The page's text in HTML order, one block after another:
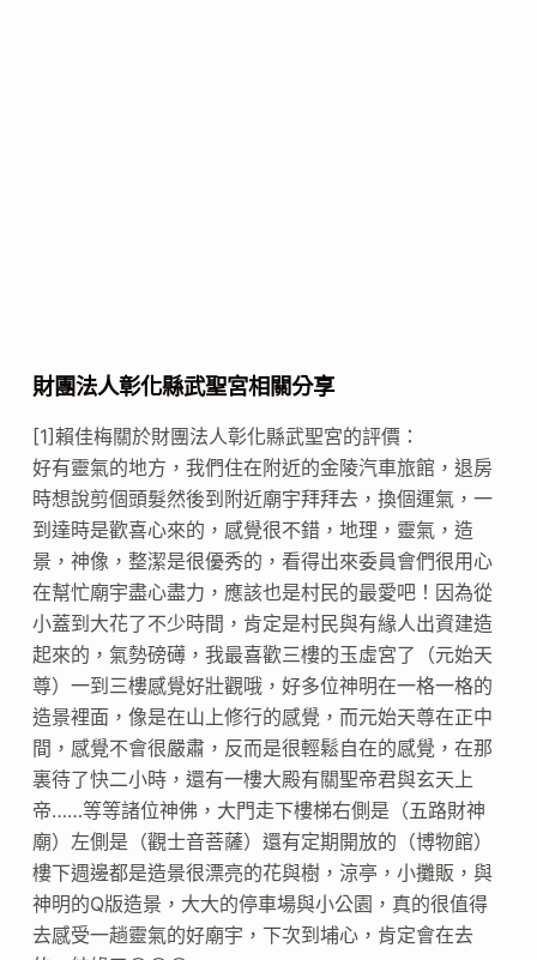
財團法人彰化縣武聖宮相關分享
[1]賴佳梅關於財團法人彰化縣武聖宮的評價：
好有靈氣的地方，我們住在附近的金陵汽車旅館，退房
時想說剪個頭髮然後到附近廟宇拜拜去，換個運氣，一
到達時是歡喜心來的，感覺很不錯，地理，靈氣，造
景，神像，整潔是很優秀的，看得出來委員會們很用心
在幫忙廟宇盡心盡力，應該也是村民的最愛吧！因為從
小蓋到大花了不少時間，肯定是村民與有緣人出資建造
起來的，氣勢磅礡，我最喜歡三樓的玉虛宮了（元始天
尊）一到三樓感覺好壯觀哦，好多位神明在一格一格的
造景裡面，像是在山上修行的感覺，而元始天尊在正中
間，感覺不會很嚴肅，反而是很輕鬆自在的感覺，在那
裏待了快二小時，還有一樓大殿有關聖帝君與玄天上
帝……等等諸位神佛，大門走下樓梯右側是（五路財神
廟）左側是（觀士音菩薩）還有定期開放的（博物館）
樓下週邊都是造景很漂亮的花與樹，涼亭，小攤販，與
神明的Q版造景，大大的停車場與小公園，真的很值得
去感受一趟靈氣的好廟宇，下次到埔心，肯定會在去